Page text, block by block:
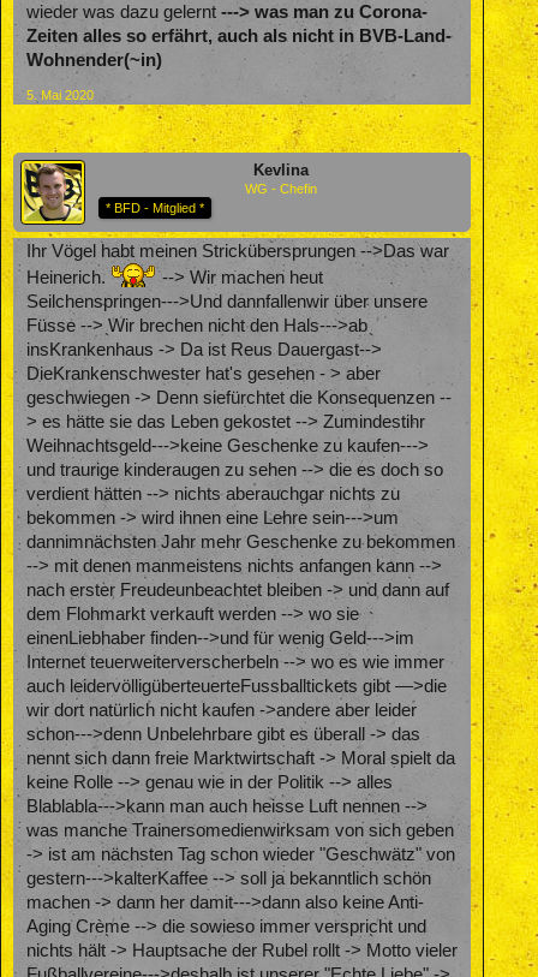
wieder was dazu gelernt ---> was man zu Corona-
Zeiten alles so erfährt, auch als nicht in BVB-Land-
Wohnender(~in)
5. Mai 2020
Kevlina
WG - Chefin
* BFD - Mitglied *
Ihr Vögel habt meinen Strickübersprungen -->Das war
Heinerich.
--> Wir machen heut
Seilchenspringen--->Und dannfallenwir über unsere
Füsse --> Wir brechen nicht den Hals--->ab
insKrankenhaus -> Da ist Reus Dauergast-->
DieKrankenschwester hat's gesehen - > aber
geschwiegen -> Denn siefürchtet die Konsequenzen --
> es hätte sie das Leben gekostet --> Zumindestihr
Weihnachtsgeld--->keine Geschenke zu kaufen--->
und traurige kinderaugen zu sehen --> die es doch so
verdient hätten --> nichts aberauchgar nichts zu
bekommen -> wird ihnen eine Lehre sein--->um
dannimnächsten Jahr mehr Geschenke zu bekommen
--> mit denen manmeistens nichts anfangen kann -->
nach erster Freudeunbeachtet bleiben -> und dann auf
dem Flohmarkt verkauft werden --> wo sie
einenLiebhaber finden-->und für wenig Geld--->im
Internet teuerweiterverscherbeln --> wo es wie immer
auch leidervölligüberteuerteFussballtickets gibt —>die
wir dort natürlich nicht kaufen ->andere aber leider
schon--->denn Unbelehrbare gibt es überall -> das
nennt sich dann freie Marktwirtschaft -> Moral spielt da
keine Rolle --> genau wie in der Politik --> alles
Blablabla--->kann man auch heisse Luft nennen -->
was manche Trainersomedienwirksam von sich geben
-> ist am nächsten Tag schon wieder "Geschwätz" von
gestern--->kalterKaffee --> soll ja bekanntlich schön
machen -> dann her damit--->dann also keine Anti-
Aging Crème --> die sowieso immer verspricht und
nichts hält -> Hauptsache der Rubel rollt -> Motto vieler